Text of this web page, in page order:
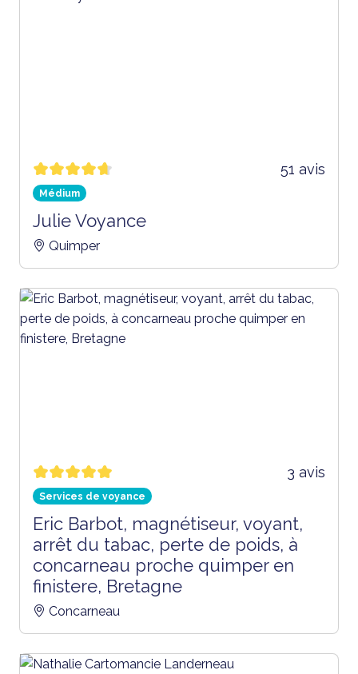
51 avis
Médium
Julie Voyance
Quimper
3 avis
Services de voyance
Eric Barbot, magnétiseur, voyant,
arrêt du tabac, perte de poids, à
concarneau proche quimper en
finistere, Bretagne
Concarneau